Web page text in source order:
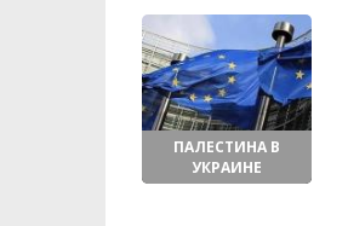
ПАЛЕСТИНА В
УКРАИНЕ